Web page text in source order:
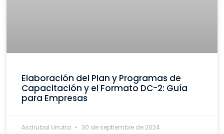
Elaboración del Plan y Programas de
Capacitación y el Formato DC-2: Guía
para Empresas
Asdrubal Urrutia 30 de septiembre de 2024